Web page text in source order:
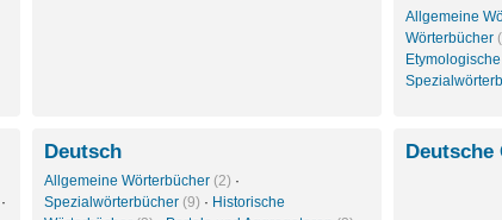
Allgemeine
Wörterbücher
·
Deutsch
Allgemeine Wörterbücher (2) ·
Spezialwörterbücher (9) · Historische
Deutsche